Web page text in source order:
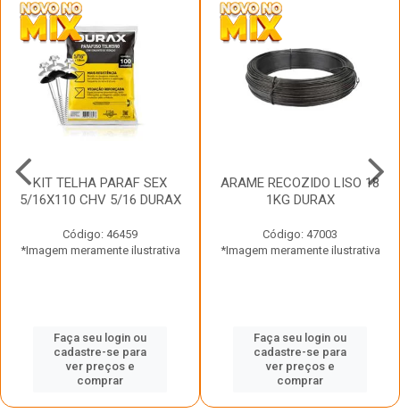
KIT TELHA PARAF SEX
5/16X110 CHV 5/16 DURAX
Código: 46459
*Imagem meramente ilustrativa
Faça seu login ou
cadastre-se para
ver preços e
comprar
ARAME RECOZIDO LISO 18
1KG DURAX
Código: 47003
*Imagem meramente ilustrativa
Faça seu login ou
cadastre-se para
ver preços e
comprar